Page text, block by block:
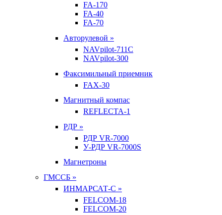
FA-170
FA-40
FA-70
Авторулевой »
NAVpilot-711С
NAVpilot-300
Факсимильный приемник
FAX-30
Магнитный компас
REFLECTA-1
РДР »
РДР VR-7000
У-РДР VR-7000S
Магнетроны
ГМССБ »
ИНМАРСАТ-С »
FELCOM-18
FELCOM-20